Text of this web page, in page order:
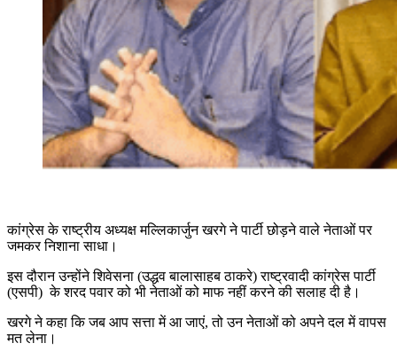
कांग्रेस के राष्ट्रीय अध्यक्ष मल्लिकार्जुन खरगे ने पार्टी छोड़ने वाले नेताओं पर
जमकर निशाना साधा।
इस दौरान उन्होंने शिवेसना (उद्धव बालासाहब ठाकरे) राष्ट्रवादी कांग्रेस पार्टी
(एसपी) के शरद पवार को भी नेताओं को माफ नहीं करने की सलाह दी है।
खरगे ने कहा कि जब आप सत्ता में आ जाएं, तो उन नेताओं को अपने दल में वापस
मत लेना।